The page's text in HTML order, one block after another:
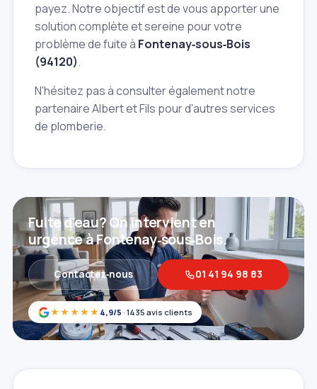
payez. Notre objectif est de vous apporter une
solution complète et sereine pour votre
problème de fuite à Fontenay‑sous‑Bois
(94120).
N'hésitez pas à consulter également notre
partenaire Albert et Fils pour d'autres services
de plomberie.
★★★★★ 4,9/5 · 1435 avis clients
Fuite d'eau? On intervient en
urgence à Fontenay‑sous‑Bois.
Contactez‑nous 01 41 94 98 83